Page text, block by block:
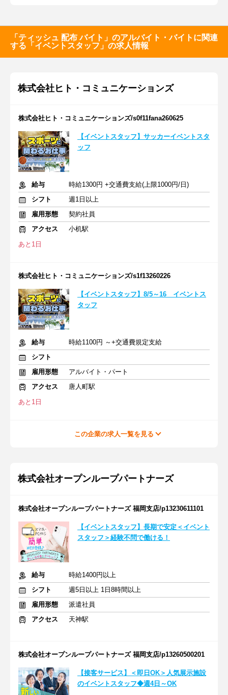
「ティッシュ 配布 バイト」のアルバイト・バイトに関連
する「イベントスタッフ」の求人情報
株式会社ヒト・コミュニケーションズ
株式会社ヒト・コミュニケーションズ/s0f11fana260625
【イベントスタッフ】サッカーイベントスタ
ッフ
給与
時給1300円 +交通費支給(上限1000円/日)
シフト
週1日以上
雇用形態
契約社員
アクセス
小机駅
あと1日
株式会社ヒト・コミュニケーションズ/s1f13260226
【イベントスタッフ】8/5～16 イベントス
タッフ
給与
時給1100円 ～+交通費規定支給
シフト
雇用形態
アルバイト・パート
アクセス
唐人町駅
あと1日
この企業の求人一覧を見る
株式会社オープンループパートナーズ
株式会社オープンループパートナーズ 福岡支店/p13230611101
【イベントスタッフ】長期で安定＜イベント
スタッフ＞経験不問で働ける！
給与
時給1400円以上
シフト
週5日以上 1日8時間以上
雇用形態
派遣社員
アクセス
天神駅
株式会社オープンループパートナーズ 福岡支店/p13260500201
【接客サービス】＜即日OK＞人気展示施設
のイベントスタッフ◆週4日～OK